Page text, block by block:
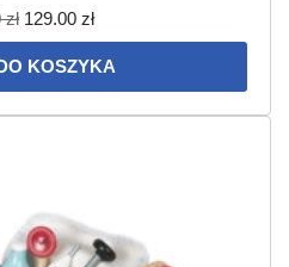
zł 129.00 zł
KOSZYKA